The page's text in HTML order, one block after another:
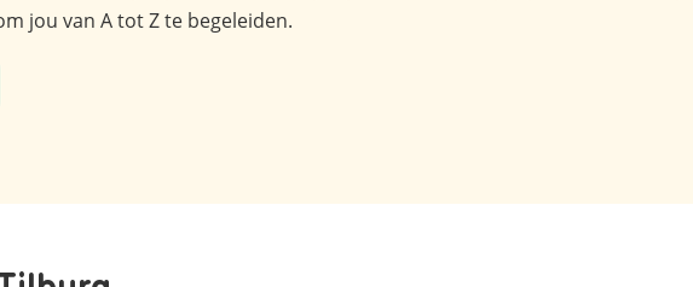
jou van A tot Z te begeleiden.